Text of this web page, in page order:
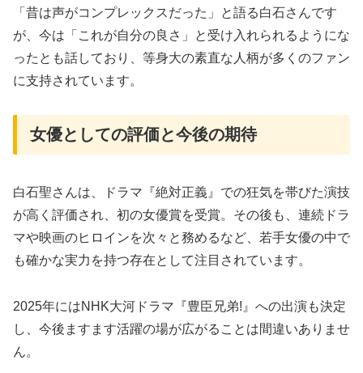
「昔は声がコンプレックスだった」と語る白石さんです
が、今は「これが自分の良さ」と受け入れられるようにな
ったとも話しており、等身大の素直な人柄が多くのファン
に支持されています。
女優としての評価と今後の期待
白石聖さんは、ドラマ『絶対正義』での狂気を帯びた演技
が高く評価され、初の女優賞を受賞。その後も、連続ドラ
マや映画のヒロインを次々と務めるなど、若手女優の中で
も確かな実力を持つ存在として注目されています。
2025年にはNHK大河ドラマ『豊臣兄弟!』への出演も決定
し、今後ますます活躍の場が広がることは間違いありませ
ん。